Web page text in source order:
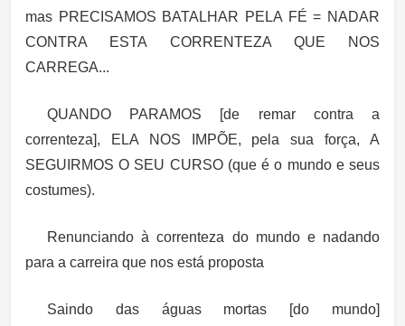
mas PRECISAMOS BATALHAR PELA FÉ = NADAR
CONTRA ESTA CORRENTEZA QUE NOS
CARREGA...
QUANDO PARAMOS [de remar contra a
correnteza], ELA NOS IMPÕE, pela sua força, A
SEGUIRMOS O SEU CURSO (que é o mundo e seus
costumes).
Renunciando à correnteza do mundo e nadando
para a carreira que nos está proposta
Saindo das águas mortas [do mundo]